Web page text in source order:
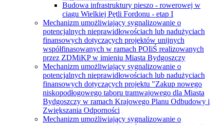
Budowa infrastruktury pieszo - rowerowej w
ciągu Wielkiej Pętli Fordonu - etap I
Mechanizm umożliwiający sygnalizowanie o
potencjalnych nieprawidłowościach lub nadużyciach
finansowych dotyczących projektów unijnych
współfinasowanych w ramach POIiŚ realizowanych
przez ZDMiKP w imieniu Miasta Bydgoszczy
Mechanizm umożliwiający sygnalizowanie o
potencjalnych nieprawidłowościach lub nadużyciach
finansowych dotyczących projektu "Zakup nowego
niskopodłogowego taboru tramwajowego dla Miasta
Bydgoszczy w ramach Krajowego Planu Odbudowy i
Zwiększania Odporności
Mechanizm umożliwiający sygnalizowanie o